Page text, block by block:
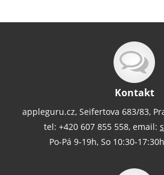
Kontakt
appleguru.cz, Seifertova 683/83,
tel: +420 607 855 558, email:
Po-Pá 9-19h, So 10:30-